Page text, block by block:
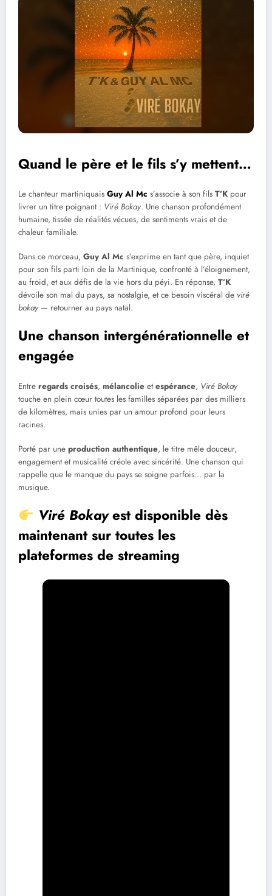
Quand le père et le fils s’y mettent…
Le chanteur martiniquais Guy Al Mc s’associe à son fils T’K pour
livrer un titre poignant : Viré Bokay. Une chanson profondément
humaine, tissée de réalités vécues, de sentiments vrais et de
chaleur familiale.
Dans ce morceau, Guy Al Mc s’exprime en tant que père, inquiet
pour son fils parti loin de la Martinique, confronté à l’éloignement,
au froid, et aux défis de la vie hors du péyi. En réponse, T’K
dévoile son mal du pays, sa nostalgie, et ce besoin viscéral de viré
bokay — retourner au pays natal.
Une chanson intergénérationnelle et
engagée
Entre regards croisés, mélancolie etespérance, Viré Bokay
touche en plein cœur toutes les familles séparées par des milliers
de kilomètres, mais unies par un amour profond pour leurs
racines.
Porté par une production authentique, le titre mêle douceur,
engagement et musicalité créole avec sincérité. Une chanson qui
rappelle que le manque du pays se soigne parfois… par la
musique.
Viré Bokayest disponible dès
maintenant sur toutes les
plateformes de streaming